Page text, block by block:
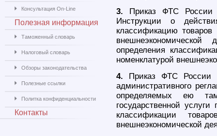
3. Приказ ФТС
Инструкции о
классификацию товаров
внешнеэкономической
определения
номенклатурой
4. Приказ ФТС России
административного
определяемых ею
государственной
классификации
внешнеэкономической
Консультация On-Line
Полезная информация
Таможенный словарь
Налоговый словарь
Обзоры законодательства
Полезные ссылки
Политка конфиденциальности
Контакты